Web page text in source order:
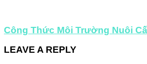
Công Thức Môi Trường Nuôi
LEAVE A REPLY